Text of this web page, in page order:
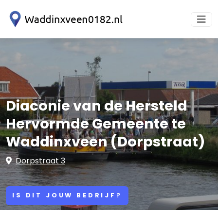
Diaconie van de Hersteld
Hervormde Gemeente te
Waddinxveen (Dorpstraat)
Dorpstraat 3
IS DIT JOUW BEDRIJF?